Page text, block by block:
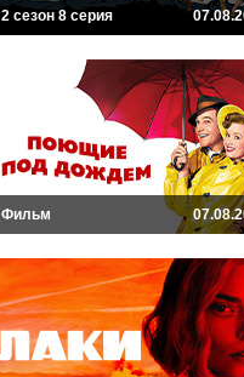
2 сезон 8 серия
Фильм